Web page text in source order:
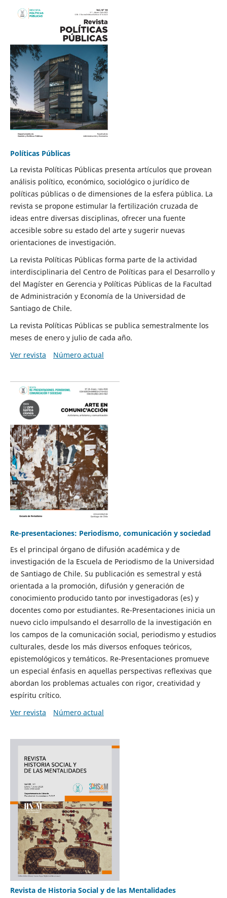
Políticas Públicas
La revista Políticas Públicas presenta artículos que provean
análisis político, económico, sociológico o jurídico de
políticas públicas o de dimensiones de la esfera pública. La
revista se propone estimular la fertilización cruzada de
ideas entre diversas disciplinas, ofrecer una fuente
accesible sobre su estado del arte y sugerir nuevas
orientaciones de investigación.
La revista Políticas Públicas forma parte de la actividad
interdisciplinaria del Centro de Políticas para el Desarrollo y
del Magíster en Gerencia y Políticas Públicas de la Facultad
de Administración y Economía de la Universidad de
Santiago de Chile.
La revista Políticas Públicas se publica semestralmente los
meses de enero y julio de cada año.
Ver revista
Número actual
Re-presentaciones: Periodismo, comunicación y sociedad
Es el principal órgano de difusión académica y de
investigación de la Escuela de Periodismo de la Universidad
de Santiago de Chile. Su publicación es semestral y está
orientada a la promoción, difusión y generación de
conocimiento producido tanto por investigadoras (es) y
docentes como por estudiantes. Re-Presentaciones inicia un
nuevo ciclo impulsando el desarrollo de la investigación en
los campos de la comunicación social, periodismo y estudios
culturales, desde los más diversos enfoques teóricos,
epistemológicos y temáticos. Re-Presentaciones promueve
un especial énfasis en aquellas perspectivas reflexivas que
abordan los problemas actuales con rigor, creatividad y
espíritu crítico.
Ver revista
Número actual
Revista de Historia Social y de las Mentalidades